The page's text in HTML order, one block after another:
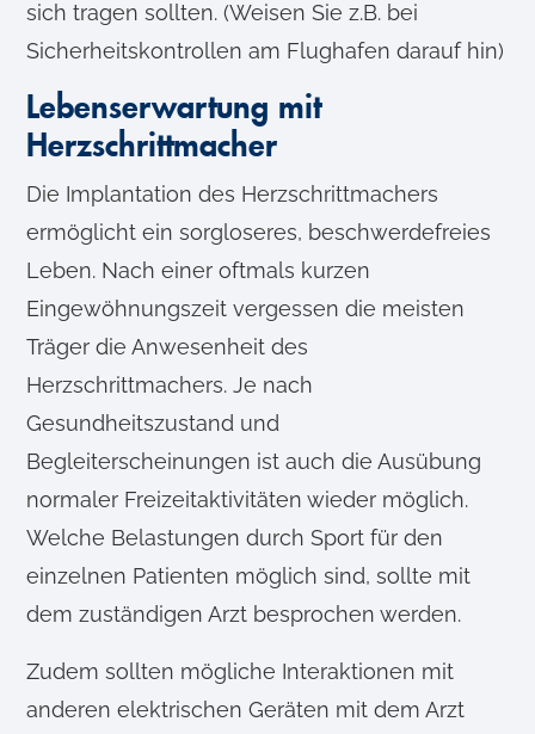
sich tragen sollten. (Weisen Sie z.B. bei
Sicherheitskontrollen am Flughafen darauf hin)
Lebenserwartung mit
Herzschrittmacher
Die Implantation des Herzschrittmachers
ermöglicht ein sorgloseres, beschwerdefreies
Leben. Nach einer oftmals kurzen
Eingewöhnungszeit vergessen die meisten
Träger die Anwesenheit des
Herzschrittmachers. Je nach
Gesundheitszustand und
Begleiterscheinungen ist auch die Ausübung
normaler Freizeitaktivitäten wieder möglich.
Welche Belastungen durch Sport für den
einzelnen Patienten möglich sind, sollte mit
dem zuständigen Arzt besprochen werden.
Zudem sollten mögliche Interaktionen mit
anderen elektrischen Geräten mit dem Arzt